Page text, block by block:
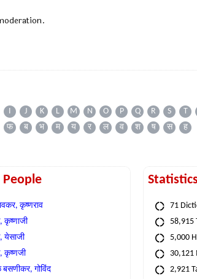
I J K L M N O P Q R S T
फ
ब भ म य र ल व श ष स ह
कृष्णराव
कृष्णजी
बसणीकर, गोविंद
71
58,915
5,000
30,121
2,921